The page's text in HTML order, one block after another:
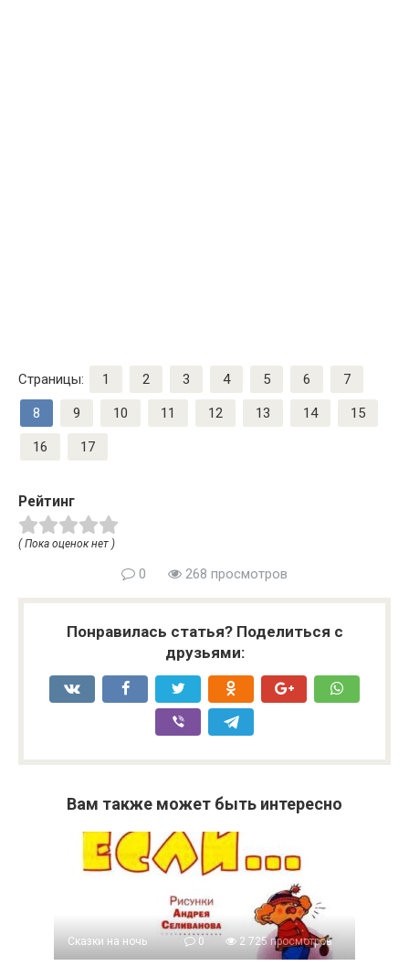
Страницы: 1 2 3 4 5 6 7
8 9 10 11 12 13 14 15
16 17
Рейтинг
( Пока оценок нет )
0 268 просмотров
Понравилась статья? Поделиться с
друзьями:
Вам также может быть интересно
Сказки на ночь 0 2 725 просмотров